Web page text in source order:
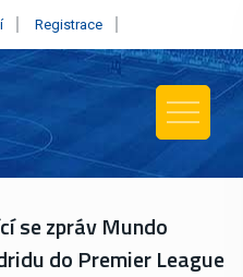
Registrace
se zpráv Mundo
do Premier League